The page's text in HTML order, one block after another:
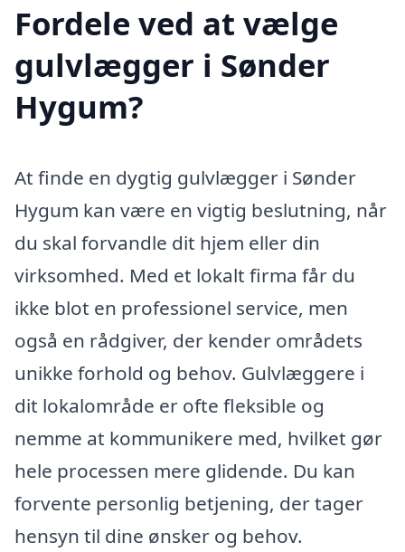
Fordele ved at vælge
gulvlægger i Sønder
Hygum?
At finde en dygtig gulvlægger i Sønder
Hygum kan være en vigtig beslutning, når
du skal forvandle dit hjem eller din
virksomhed. Med et lokalt firma får du
ikke blot en professionel service, men
også en rådgiver, der kender områdets
unikke forhold og behov. Gulvlæggere i
dit lokalområde er ofte fleksible og
nemme at kommunikere med, hvilket gør
hele processen mere glidende. Du kan
forvente personlig betjening, der tager
hensyn til dine ønsker og behov.